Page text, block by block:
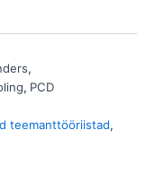
,
, PCD
teemanttööriistad,